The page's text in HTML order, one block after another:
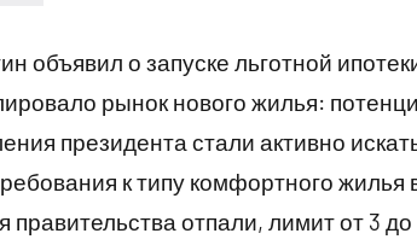
объявил о запуске льготной
рынок нового жилья:
президента стали активно
к типу комфортного жилья
правительства отпали, лимит от 3